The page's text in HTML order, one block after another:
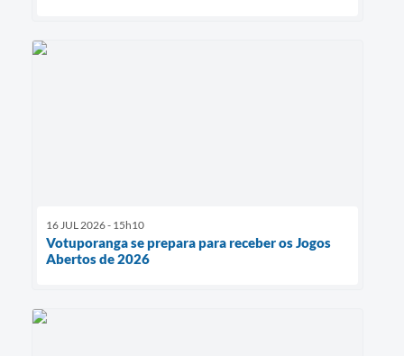
16 JUL 2026 - 15h10
Votuporanga se prepara para receber os Jogos
Abertos de 2026